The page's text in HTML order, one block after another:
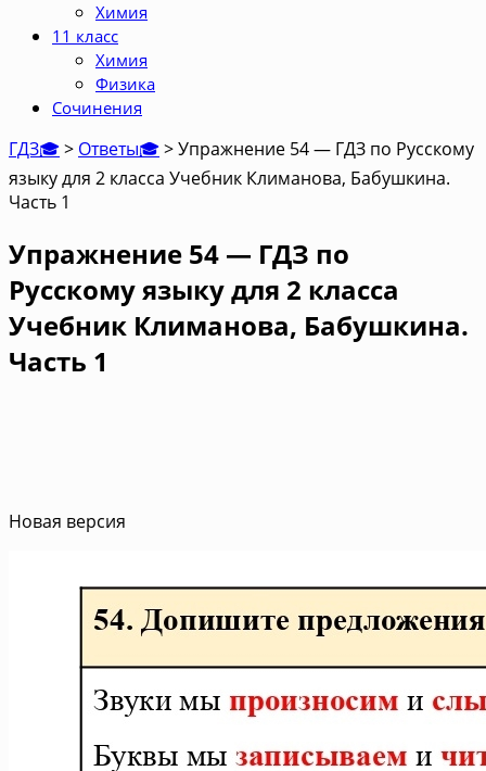
Химия
11 класс
Химия
Физика
Сочинения
ГДЗ🎓> Ответы🎓>Упражнение 54 — ГДЗ по Русскому
языку для 2 класса Учебник Климанова, Бабушкина.
Часть 1
Упражнение 54 — ГДЗ по
Русскому языку для 2 класса
Учебник Климанова, Бабушкина.
Часть 1
Новая версия